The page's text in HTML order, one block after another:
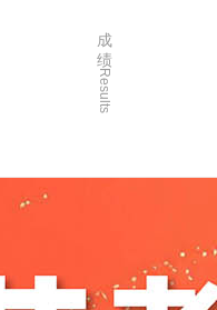
成
绩
Results
2020年